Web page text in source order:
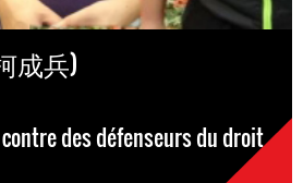
成兵)
des défenseurs du droit